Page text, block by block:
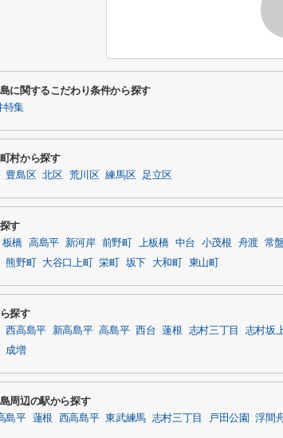
に関するこだわり条件から探す
特集
村から探す
豊島区 北区 荒川区 練馬区 足立区
す
板橋 高島平 新河岸 前野町 上板橋 中台 小茂根 舟渡 常
熊野町 大谷口上町 栄町 坂下 大和町 東山町
探す
西高島平 新高島平 高島平 西台 蓮根 志村三丁目 志村坂
成増
周辺の駅から探す
島平 蓮根 西高島平 東武練馬 志村三丁目 戸田公園 浮間